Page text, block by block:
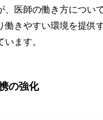
、医師の働き方につい
働きやすい環境を提供
ます。
の強化